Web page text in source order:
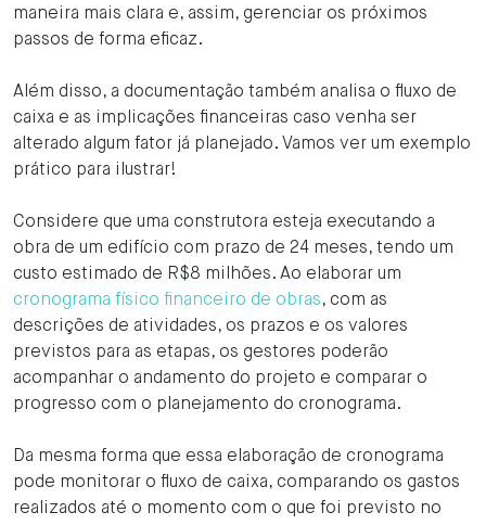
maneira mais clara e, assim, gerenciar os próximos
passos de forma eficaz.
Além disso, a documentação também analisa o fluxo de
caixa e as implicações financeiras caso venha ser
alterado algum fator já planejado. Vamos ver um exemplo
prático para ilustrar!
Considere que uma construtora esteja executando a
obra de um edifício com prazo de 24 meses, tendo um
custo estimado de R$8 milhões. Ao elaborar um
cronograma físico financeiro de obras, com as
descrições de atividades, os prazos e os valores
previstos para as etapas, os gestores poderão
acompanhar o andamento do projeto e comparar o
progresso com o planejamento do cronograma.
Da mesma forma que essa elaboração de cronograma
pode monitorar o fluxo de caixa, comparando os gastos
realizados até o momento com o que foi previsto no